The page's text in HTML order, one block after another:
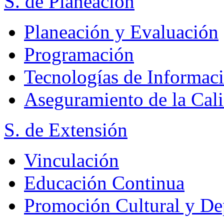
Planeación y Evaluación
Programación
Tecnologías de
Aseguramiento de la
S. de Extensión
Vinculación
Educación Continua
Promoción Cultural y